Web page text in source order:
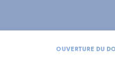
OUVERTURE DU